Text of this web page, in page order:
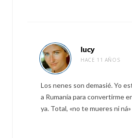
lucy
HACE 11 AÑOS
Los nenes son demasié. Yo
a Rumanía para convertirme
ya. Total, «no te mueres ni ná»